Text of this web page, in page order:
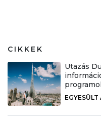
CIKKEK
Utazás
EGYESÜLT